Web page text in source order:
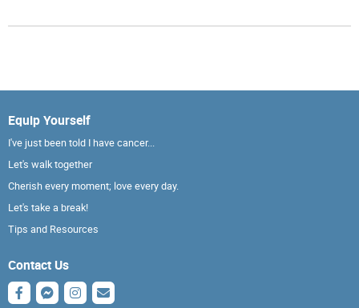
Equip Yourself
I've just been told I have cancer...
Let's walk together
Cherish every moment; love every day.
Let's take a break!
Tips and Resources
Contact Us